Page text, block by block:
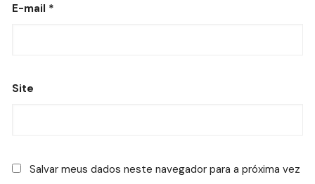
E-mail *
Site
Salvar meus dados neste navegador para a próxima vez